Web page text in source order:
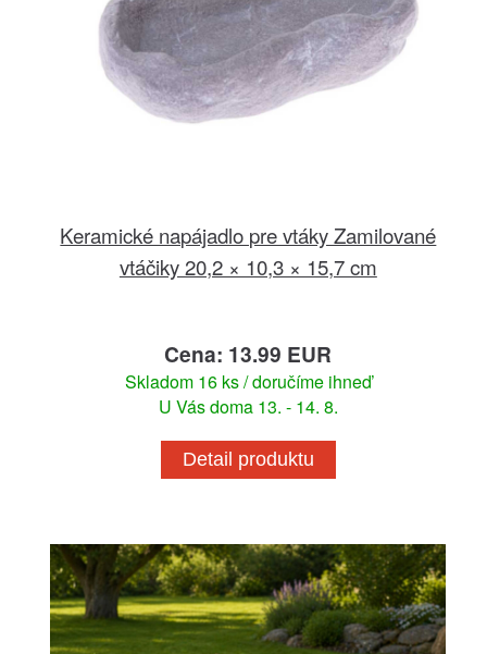
Keramické napájadlo pre vtáky Zamilované
vtáčiky 20,2 × 10,3 × 15,7 cm
Cena: 13.99 EUR
Skladom 16 ks / doručíme ihneď
U Vás doma 13. - 14. 8.
Detail produktu